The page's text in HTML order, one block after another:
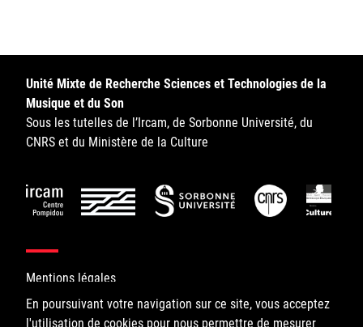
Rester informé
Offres d'emplois/stages
En poursuivant votre navigation sur ce site, vous acceptez
l'utilisation de cookies pour nous permettre de mesurer
Unité Mixte de Recherche Sciences et Technologies de la
Musique et du Son
Sous les tutelles de l’Ircam, de Sorbonne Université, du
CNRS et du Ministère de la Culture
Mentions légales